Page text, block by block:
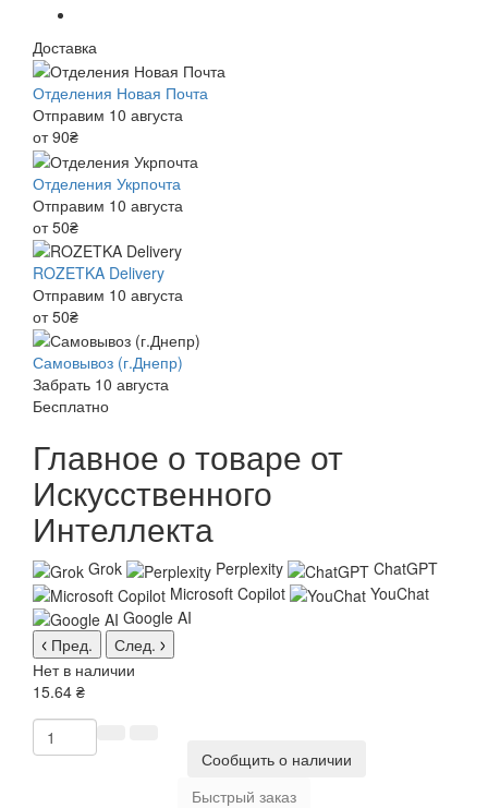
Доставка
Отделения Новая Почта
Отправим 10 августа
от 90₴
Отделения Укрпочта
Отправим 10 августа
от 50₴
ROZETKA Delivery
Отправим 10 августа
от 50₴
Самовывоз (г.Днепр)
Забрать 10 августа
Бесплатно
Главное о товаре от
Искусственного
Интеллекта
Grok Perplexity
ChatGPT
Microsoft Copilot
YouChat
Google AI
Пред.
След.
Нет в наличии
15.64 ₴
Сообщить о наличии
Быстрый заказ